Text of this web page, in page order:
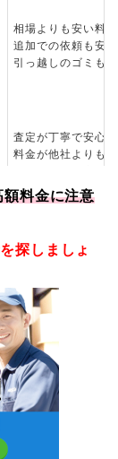
相場よりも安い料
追加での依頼も安
引っ越しのゴミも
査定が丁寧で安心
料金が他社よりも
電話対応が丁寧で
挨拶から質問の受
額料金に注意
探しましょ